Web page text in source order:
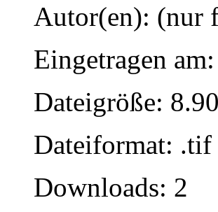
Autor(en): (nur
Eingetragen
Dateigröße:
Dateiformat: .tif
Downloads: 2